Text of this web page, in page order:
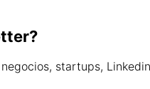
startups,